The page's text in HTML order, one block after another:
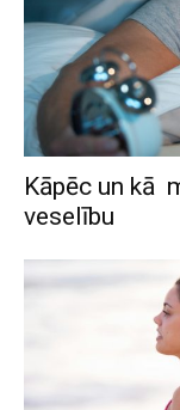
Kāpēc un kā
veselību